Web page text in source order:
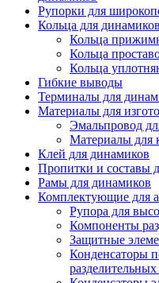
Рупорки для
Кольца для динамиков
Кольца
Кольца
Кольца
Гибкие выводы
Терминалы для
Материалы для
Эмальпровод
Материалы для
Клей для динамиков
Пропитки и составы
Рамы для динамиков
Комплектующие для
Рупора для
Компоненты
Защитные
Конденсаторы